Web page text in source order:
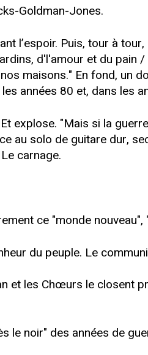
Goldman-Jones.
l’espoir. Puis, tour à
d'l'amour et du pain
maisons." En fond, un
années 80 et, dans les
explose. "Mais si la
au solo de guitare dur,
carnage.
ce "monde
du peuple. Le
et les Chœurs le closent
le noir" des années de